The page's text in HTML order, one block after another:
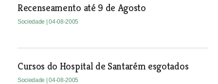
Recenseamento até 9 de Agosto
Sociedade | 04-08-2005
Cursos do Hospital de Santarém esgotados
Sociedade | 04-08-2005